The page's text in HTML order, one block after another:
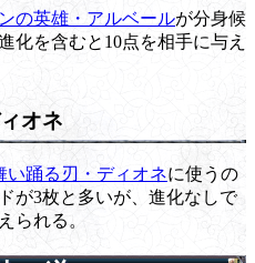
の英雄・アルベールが分身候
化を含むと10点を相手に与え
オネ
い踊る刃・ディオネに使うの
が3枚と多いが、進化なしで
られる。